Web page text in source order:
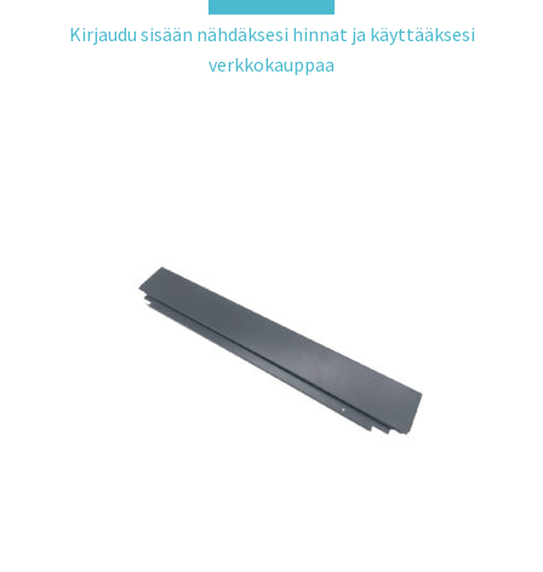
Kirjaudu sisään nähdäksesi hinnat ja käyttääksesi
verkkokauppaa